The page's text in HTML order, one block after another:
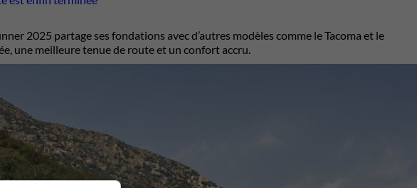
2025 partage ses fondations avec d’autres modèles comme le Tacoma et le
une meilleure tenue de route et un confort accru.